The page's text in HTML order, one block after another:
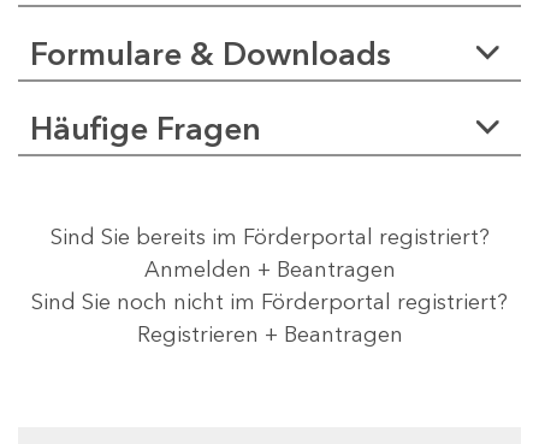
Formulare & Downloads
Häufige Fragen
Sind Sie bereits im Förderportal registriert?
Anmelden + Beantragen
Sind Sie noch nicht im Förderportal registriert?
Registrieren + Beantragen